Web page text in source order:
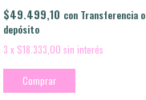
$49.499,10 con Transferencia o
depósito
3 x $18.333,00 sin interés
Comprar